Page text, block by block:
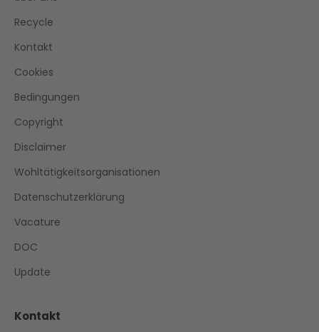
Recycle
Kontakt
Cookies
Bedingungen
Copyright
Disclaimer
Wohltätigkeitsorganisationen
Datenschutzerklärung
Vacature
DOC
Update
Kontakt